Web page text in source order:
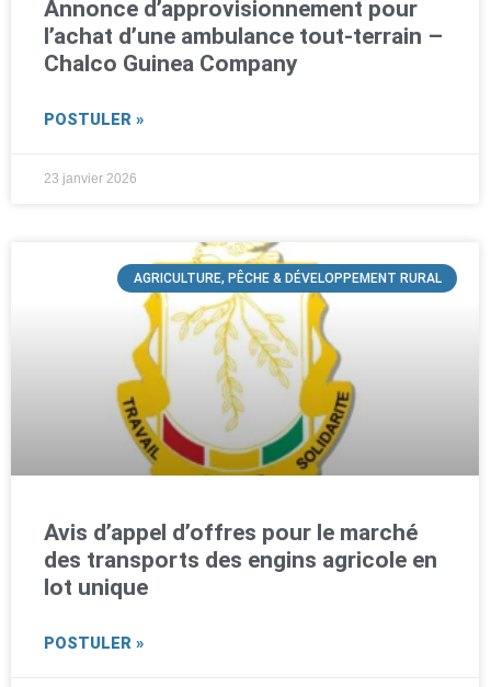
Annonce d’approvisionnement pour
l’achat d’une ambulance tout-terrain –
Chalco Guinea Company
POSTULER »
23 janvier 2026
AGRICULTURE, PÊCHE & DÉVELOPPEMENT RURAL
Avis d’appel d’offres pour le marché
des transports des engins agricole en
lot unique
POSTULER »